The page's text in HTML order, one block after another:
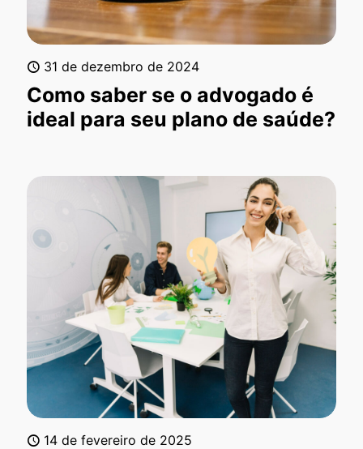
31 de dezembro de 2024
Como saber se o advogado é
ideal para seu plano de saúde?
14 de fevereiro de 2025